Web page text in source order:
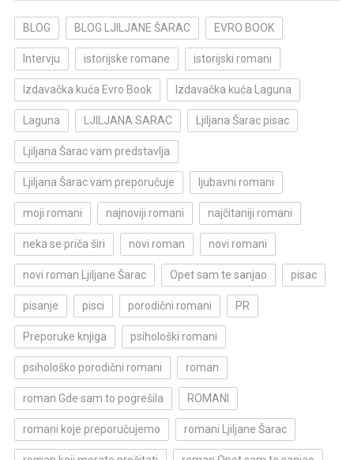
BLOG BLOG LJILJANE ŠARAC EVRO BOOK
Intervju istorijske romane istorijski romani
Izdavačka kuća Evro Book Izdavačka kuća Laguna
Laguna LJILJANA SARAC Ljiljana Šarac pisac
Ljiljana Šarac vam predstavlja
Ljiljana Šarac vam preporučuje ljubavni romani
moji romani najnoviji romani najčitaniji romani
neka se priča širi novi roman novi romani
novi roman Ljiljane Šarac Opet sam te sanjao pisac
pisanje pisci porodični romani PR
Preporuke knjiga psihološki romani
psihološko porodični romani roman
roman Gde sam to pogrešila ROMANI
romani koje preporučujemo romani Ljiljane Šarac